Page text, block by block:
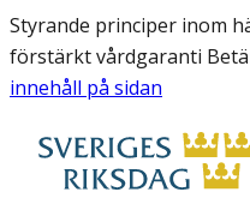
Styrande principer inom
förstärkt vårdgaranti
innehåll på sidan